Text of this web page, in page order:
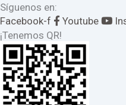
Síguenos en:
Facebook-f
Youtube
¡Tenemos QR!